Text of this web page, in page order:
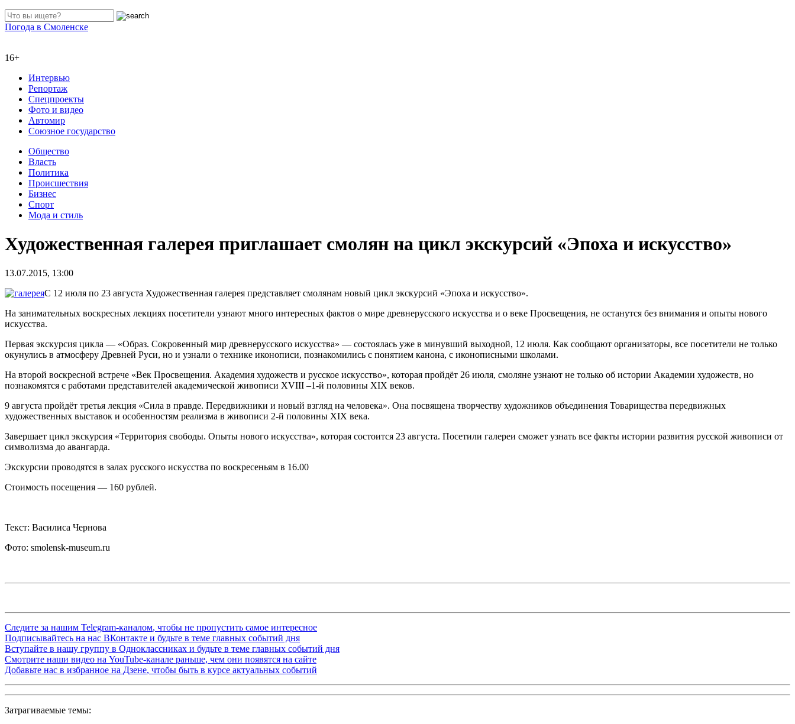
Погода в Смоленске
16+
Интервью
Репортаж
Спецпроекты
Фото и видео
Автомир
Союзное государство
Общество
Власть
Политика
Происшествия
Бизнес
Спорт
Мода и стиль
Художественная галерея приглашает смолян на цикл экскурсий «Эпоха и искусство»
13.07.2015, 13:00
С 12 июля по 23 августа Художественная галерея представляет смолянам новый цикл экскурсий «Эпоха и искусство».
На занимательных воскресных лекциях посетители узнают много интересных фактов о мире древнерусского искусства и о веке Просвещения, не останутся без внимания и опыты нового
искусства.
Первая экскурсия цикла — «Образ. Сокровенный мир древнерусского искусства» — состоялась уже в минувший выходной, 12 июля. Как сообщают организаторы, все посетители не только
окунулись в атмосферу Древней Руси, но и узнали о технике иконописи, познакомились с понятием канона, с иконописными школами.
На второй воскресной встрече «Век Просвещения. Академия художеств и русское искусство», которая пройдёт 26 июля, смоляне узнают не только об истории Академии художеств, но
познакомятся с работами представителей академической живописи XVIII –1-й половины XIX веков.
9 августа пройдёт третья лекция «Сила в правде. Передвижники и новый взгляд на человека». Она посвящена творчеству художников объединения Товарищества передвижных
художественных выставок и особенностям реализма в живописи 2-й половины XIX века.
Завершает цикл экскурсия «Территория свободы. Опыты нового искусства», которая состоится 23 августа. Посетили галереи сможет узнать все факты истории развития русской живописи от
символизма до авангарда.
Экскурсии проводятся в залах русского искусства по воскресеньям в 16.00
Стоимость посещения — 160 рублей.
Текст: Василиса Чернова
Фото: smolensk-museum.ru
Следите за нашим Telegram-каналом, чтобы не пропустить самое интересное
Подписывайтесь на нас ВКонтакте и будьте в теме главных событий дня
Вступайте в нашу группу в Одноклассниках и будьте в теме главных событий дня
Смотрите наши видео на YouTube-канале раньше, чем они появятся на сайте
Добавьте нас в избранное на Дзене, чтобы быть в курсе актуальных событий
Затрагиваемые темы: